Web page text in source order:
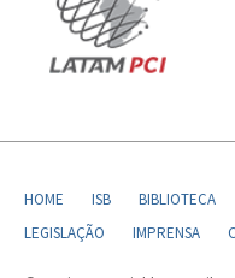
HOME ISB BIBLIOTECA
LEGISLAÇÃO
IMPRENSA